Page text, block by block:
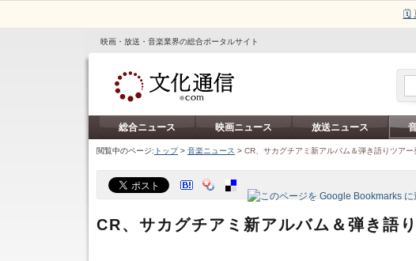
🗓️
映画・放送・音楽業界の総合ポータルサイト
総合ニュース 映画ニュース 放送ニュース
閲覧中のページ: トップ> 音楽ニュース > CR、サカグチアミ新アルバム＆弾き語りツアー
CR、サカグチアミ新アルバム＆弾き語